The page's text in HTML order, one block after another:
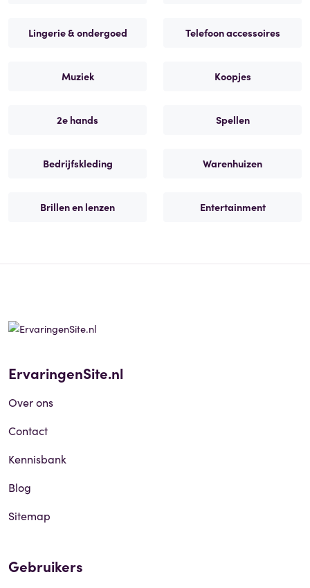
Lingerie & ondergoed Telefoon accessoires
Muziek Koopjes
2e hands Spellen
Bedrijfskleding Warenhuizen
Brillen en lenzen Entertainment
ErvaringenSite.nl
Over ons
Contact
Kennisbank
Blog
Sitemap
Gebruikers